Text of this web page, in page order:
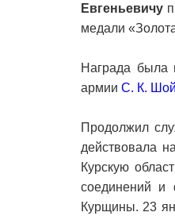
Евгеньевичу
медали
Награда была
армии С. К.
Продолжил
действовала
Курскую
соединений и
Курщины. 23